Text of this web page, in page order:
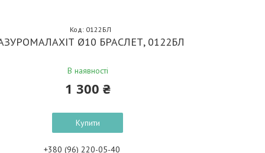
Ø10 БРАСЛЕТ, 0122БЛ
В наявності
Код: 0122БЛ
1 300 ₴
Купити
+380 (96) 220-05-40